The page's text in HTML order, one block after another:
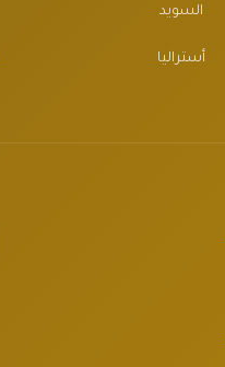
السويد
أستراليا